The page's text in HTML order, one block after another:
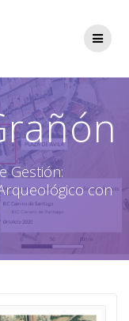
Gestión:
con